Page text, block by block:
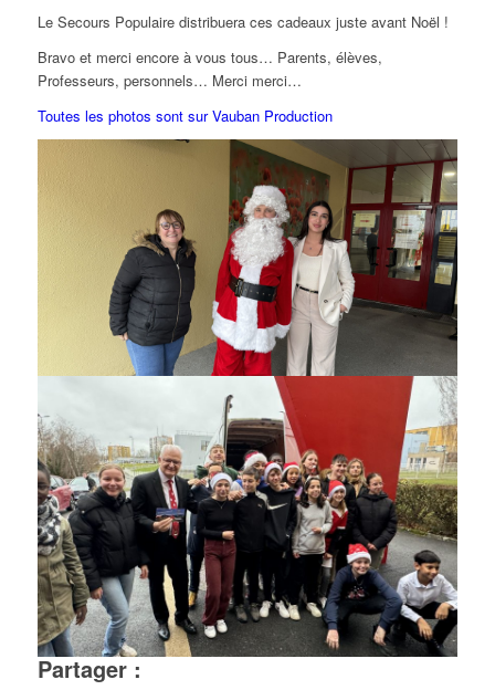
Le Secours Populaire distribuera ces cadeaux juste avant Noël !
Bravo et merci encore à vous tous… Parents, élèves,
Professeurs, personnels… Merci merci…
Toutes les photos sont sur Vauban Production
Partager :